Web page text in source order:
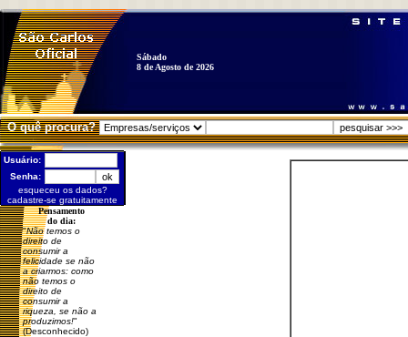
Sábado
8 de Agosto de 2026
O quê procura?
Usuário:
Senha:
esqueceu os dados?
cadastre-se gratuitamente
Pensamento
do dia:
"Não temos o
direito de
consumir a
felicidade se não
a criarmos: como
não temos o
direito de
consumir a
riqueza, se não a
produzimos!"
(Desconhecido)